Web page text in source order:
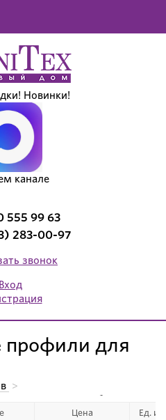
Новинки!
канале
555 99 63
283-00-97
звонок
Вход
для
>
дверей-купе >
Цена Ед.